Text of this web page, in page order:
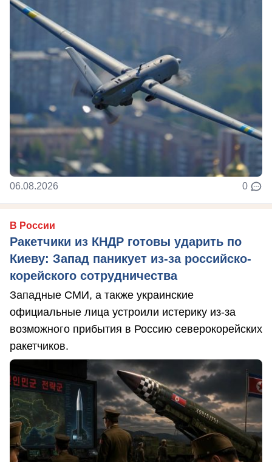
06.08.2026 0
В России
Ракетчики из КНДР готовы ударить по
Киеву: Запад паникует из-за российско-
корейского сотрудничества
Западные СМИ, а также украинские
официальные лица устроили истерику из-за
возможного прибытия в Россию северокорейских
ракетчиков.